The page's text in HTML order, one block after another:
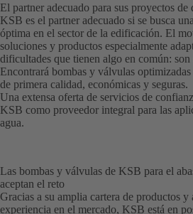
El partner adecuado para sus proyectos
KSB es el partner adecuado si se busca
óptima en el sector de la edificación. El
soluciones y productos especialmente
dificultades que tienen algo en común: son
Encontrará bombas y válvulas
de primera calidad, económicas y seguras.
Una extensa oferta de servicios de
KSB como proveedor integral para las
agua.
Las bombas y válvulas de KSB para el
aceptan el reto
Gracias a su amplia cartera de productos y
experiencia en el mercado, KSB está en